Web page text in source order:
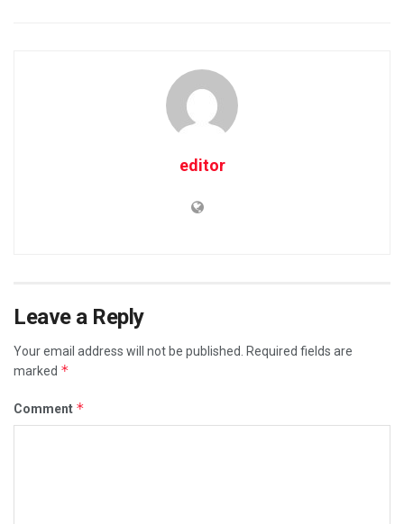
editor
Leave a Reply
Your email address will not be published.
Required fields are
marked *
Comment *